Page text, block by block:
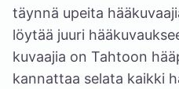
täynnä upeita
löytää juuri
kuvaajia on Tahtoon
kannattaa selata kaikki